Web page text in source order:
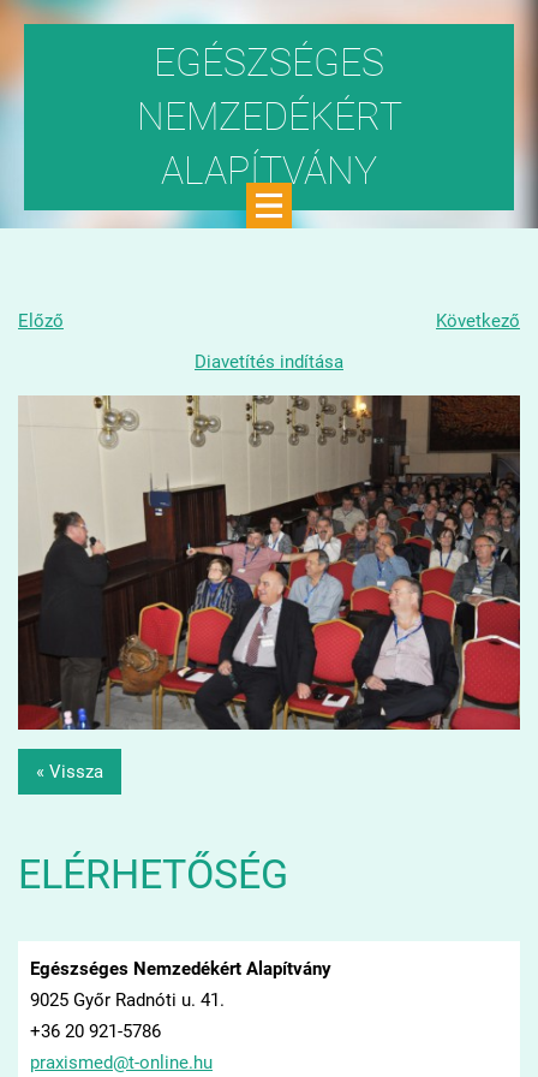
EGÉSZSÉGES
NEMZEDÉKÉRT
ALAPÍTVÁNY
Előző
Következő
Diavetítés indítása
« Vissza
ELÉRHETŐSÉG
Egészséges Nemzedékért Alapítvány
9025 Győr Radnóti u. 41.
+36 20 921-5786
praxismed@t-online.hu